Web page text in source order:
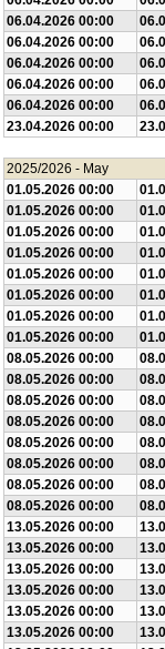
06.04.2026 00:00
06.04.2026 00:00
06.04.2026 00:00
06.04.2026 00:00
06.04.2026 00:00
23.04.2026 00:00
2025/2026 - May
01.05.2026 00:00
01.05.2026 00:00
01.05.2026 00:00
01.05.2026 00:00
01.05.2026 00:00
01.05.2026 00:00
01.05.2026 00:00
01.05.2026 00:00
08.05.2026 00:00
08.05.2026 00:00
08.05.2026 00:00
08.05.2026 00:00
08.05.2026 00:00
08.05.2026 00:00
08.05.2026 00:00
08.05.2026 00:00
13.05.2026 00:00
13.05.2026 00:00
13.05.2026 00:00
13.05.2026 00:00
13.05.2026 00:00
13.05.2026 00:00